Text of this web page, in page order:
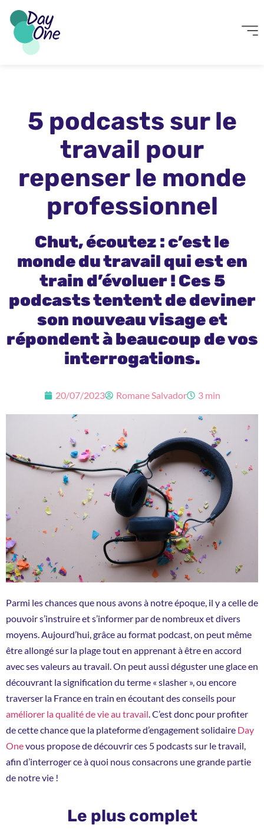
5 podcasts sur le
travail pour
repenser le monde
professionnel
Chut, écoutez : c’est le
monde du travail qui est en
train d’évoluer ! Ces 5
podcasts tentent de deviner
son nouveau visage et
répondent à beaucoup de vos
interrogations.
20/07/2023 Romane Salvador 3 min
Parmi les chances que nous avons à notre époque, il y a celle de
pouvoir s’instruire et s’informer par de nombreux et divers
moyens. Aujourd’hui, grâce au format podcast, on peut même
être allongé sur la plage tout en apprenant à être en accord
avec ses valeurs au travail. On peut aussi déguster une glace en
découvrant la signification du terme « slasher », ou encore
traverser la France en train en écoutant des conseils pour
améliorer la qualité de vie au travail. C’est donc pour profiter
de cette chance que la plateforme d’engagement solidaire Day
Onevous propose de découvrir ces 5 podcasts sur le travail,
afin d’interroger ce à quoi nous consacrons une grande partie
de notre vie !
Le plus complet